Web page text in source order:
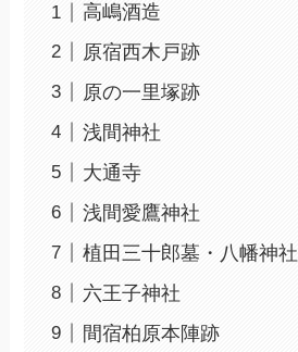
高嶋酒造
原宿西木戸跡
原の一里塚跡
浅間神社
大通寺
浅間愛鷹神社
植田三十郎墓・八幡神社
六王子神社
間宿柏原本陣跡